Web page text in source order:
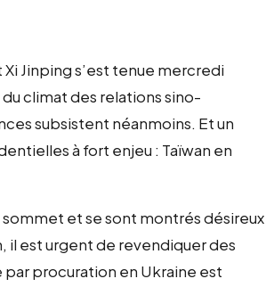
Jinping s’est tenue mercredi
climat des relations sino-
subsistent néanmoins. Et un
à fort enjeu : Taïwan en
et se sont montrés désireux
il est urgent de revendiquer des
procuration en Ukraine est